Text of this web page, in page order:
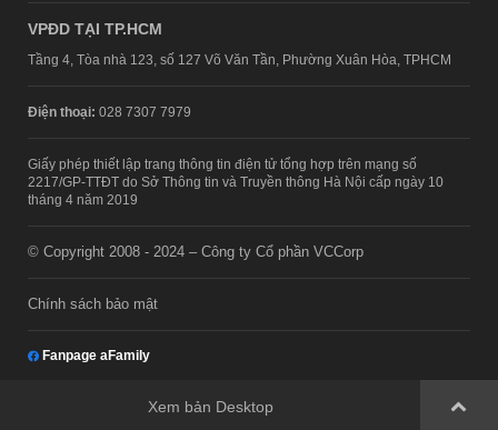
VPĐD TẠI TP.HCM
Tầng 4, Tòa nhà 123, số 127 Võ Văn Tần, Phường Xuân Hòa, TPHCM
Điện thoại: 028 7307 7979
Giấy phép thiết lập trang thông tin điện tử tổng hợp trên mạng số
2217/GP-TTĐT do Sở Thông tin và Truyền thông Hà Nội cấp ngày 10
tháng 4 năm 2019
© Copyright 2008 - 2024 – Công ty Cổ phần VCCorp
Chính sách bảo mật
Fanpage aFamily
Xem bản Desktop